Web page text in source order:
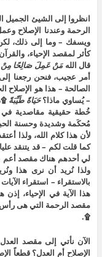
انظروا إلى الشيئ الجميل
الرحمة وعندنا الإصلاح
ويسفك – وما إلى ذلك، لكن
كأثر لمقصد الإحياء،
قال اللهمَنْ عَمِلَ صَالِحًا مِنْ
أمر عجيب، فنحن رجعنا إلى
الصالحة – هذا هو الإصلاح
– يُساوي ماذا؟حَيَاةً طَيِّبَةً
خُطة حقيقية مقاصدية في
مُحكَمة وشديدة وحسنة
لأن هذا كلام الله، ولذا
كما قلت لكم – قد يتنقد
لي أحدهم هناك مقصد أعم –
ولذا نُريد أن نرى هذا
بالاستقراء – استقراء
هذا الآية في الإحياء،
مقصد الرحمة التي هى رأس
۩.
الآن نأتي إلى مقصد
الإصلاح أم العدل؟ قطعاً